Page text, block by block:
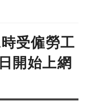
受僱勞工
開始上網